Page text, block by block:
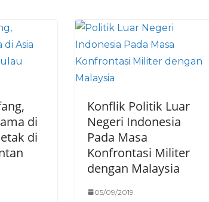
di
di
Konflik Politik Luar
Negeri Indonesia
Pada Masa
Konfrontasi Militer
dengan Malaysia
05/09/2019